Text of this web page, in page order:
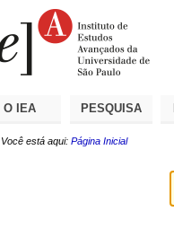
O IEA PESQUISA
Você está aqui: Página Inicial